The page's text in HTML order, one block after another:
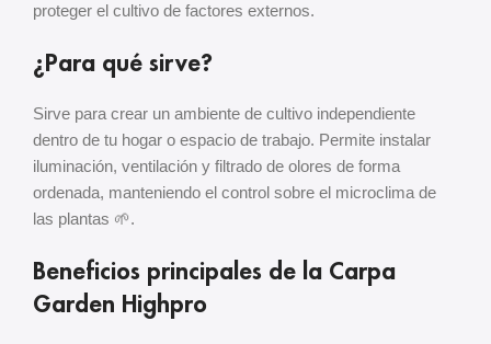
proteger el cultivo de factores externos.
¿Para qué sirve?
Sirve para crear un ambiente de cultivo independiente
dentro de tu hogar o espacio de trabajo. Permite instalar
iluminación, ventilación y filtrado de olores de forma
ordenada, manteniendo el control sobre el microclima de
las plantas 🌱.
Beneficios principales de la Carpa
Garden Highpro